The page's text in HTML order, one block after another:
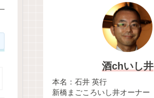
酒chいし井
本名：石井 英行
新橋まごころいし井オーナー